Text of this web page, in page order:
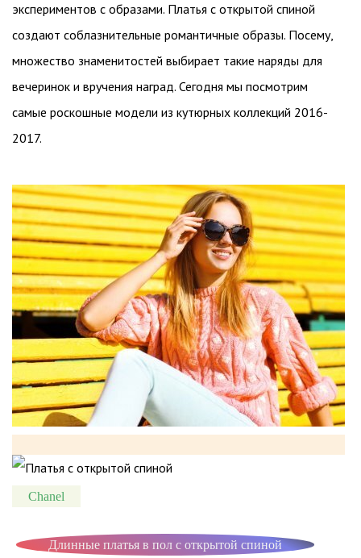
экспериментов с образами. Платья с открытой спиной
создают соблазнительные романтичные образы. Посему,
множество знаменитостей выбирает такие наряды для
вечеринок и вручения наград. Сегодня мы посмотрим
самые роскошные модели из кутюрных коллекций 2016-
2017.
Chanel
Длинные платья в пол с открытой спиной